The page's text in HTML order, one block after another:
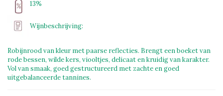
13%
Wijnbeschrijving:
Robijnrood van kleur met paarse reflecties. Brengt een boeket van
rode bessen, wilde kers, viooltjes, delicaat en kruidig van karakter.
Vol van smaak, goed gestructureerd met zachte en goed
uitgebalanceerde tannines.